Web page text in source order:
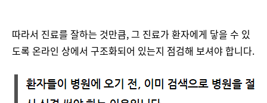
따라서 진료를 잘하는 것만큼, 그 진료가 환자에게 닿을 수 있
도록 온라인 상에서 구조화되어 있는지 점검해 보셔야 합니다.